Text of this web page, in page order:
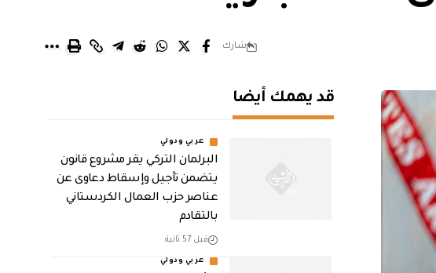
شارك
قد يهمك أيضا
عربي ودولي
البرلمان التركي يقر مشروع قانون
يتضمن تأجيل وإسقاط دعاوى عن
عناصر حزب العمال الكردستاني
بالتقادم
قبل 57 ثانية
عربي ودولي